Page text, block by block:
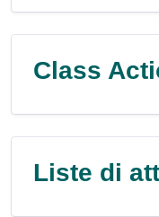
Class
Liste di